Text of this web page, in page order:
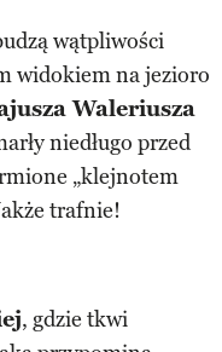
wątpliwości
widokiem na jezioro
Waleriusza
niedługo przed
„klejnotem
trafnie!
, gdzie tkwi